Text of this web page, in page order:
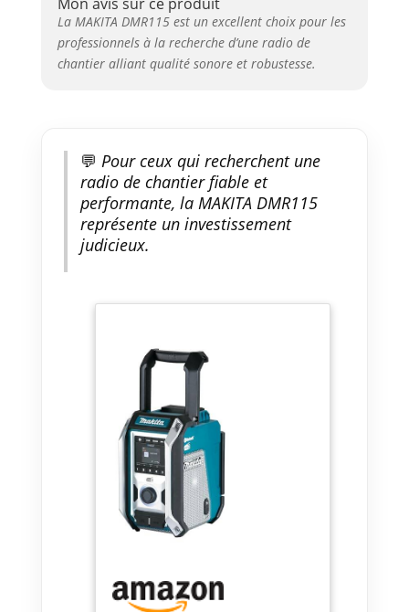
La MAKITA DMR115 est un excellent choix pour les
professionnels à la recherche d’une radio de
chantier alliant qualité sonore et robustesse.
💬 Pour ceux qui recherchent une
radio de chantier fiable et
performante, la MAKITA DMR115
représente un investissement
judicieux.